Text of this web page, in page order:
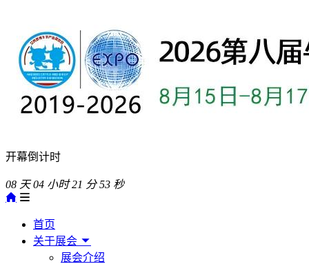
开幕倒计时
08 天 04 小时 21 分 52 秒
首页
关于展会
展会介绍